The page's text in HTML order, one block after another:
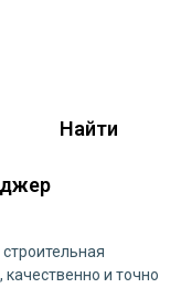
Найти
и точно